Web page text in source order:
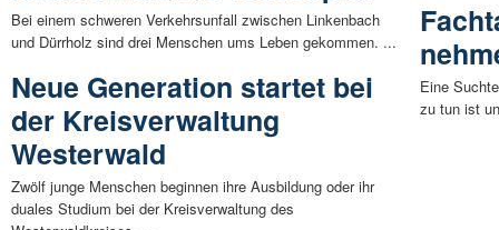
Bei einem schweren Verkehrsunfall zwischen Linkenbach
und Dürrholz sind drei Menschen ums Leben gekommen. ...
Neue Generation startet bei
der Kreisverwaltung
Westerwald
Zwölf junge Menschen beginnen ihre Ausbildung oder ihr
duales Studium bei der Kreisverwaltung des
Eine
zu tun ist